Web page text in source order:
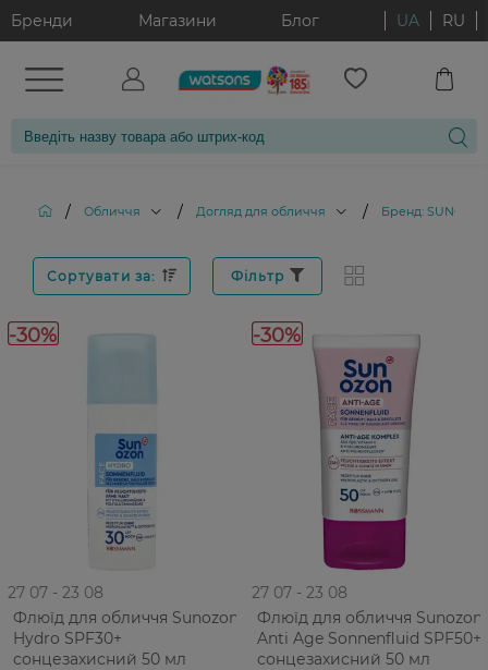
Бренди Магазини Блог UA RU
/ Обличчя / Догляд для обличчя / Бренд:
Сортувати за: Фільтр
-30%
27 07 - 23 08
Флюїд для обличчя Sunozon
Hydro SPF30+
сонцезахисний 50 мл
-30%
27 07 - 23 08
Флюїд для обличчя Sunozon
Anti Age Sonnenfluid SPF50+
сонцезахисний 50 мл